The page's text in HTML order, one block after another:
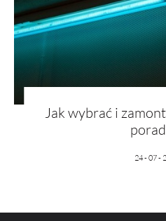
Jak wybrać i
24 - 07 -